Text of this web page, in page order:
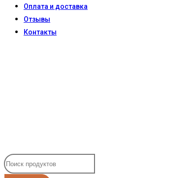
Оплата и доставка
Отзывы
Контакты